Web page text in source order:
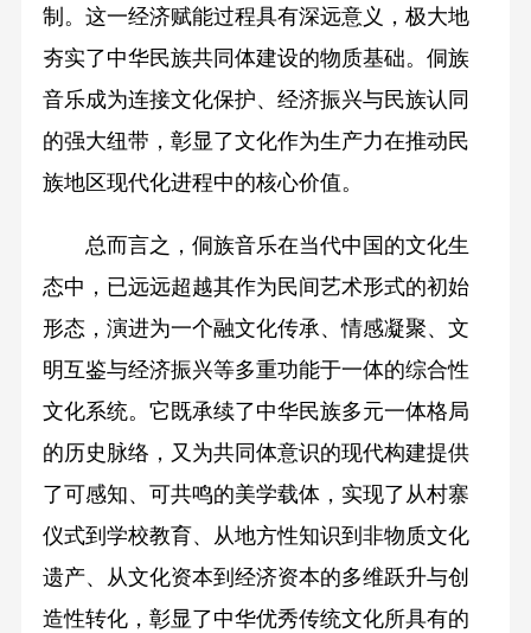
制。这一经济赋能过程具有深远意义，极大地
夯实了中华民族共同体建设的物质基础。侗族
音乐成为连接文化保护、经济振兴与民族认同
的强大纽带，彰显了文化作为生产力在推动民
族地区现代化进程中的核心价值。
总而言之，侗族音乐在当代中国的文化生
态中，已远远超越其作为民间艺术形式的初始
形态，演进为一个融文化传承、情感凝聚、文
明互鉴与经济振兴等多重功能于一体的综合性
文化系统。它既承续了中华民族多元一体格局
的历史脉络，又为共同体意识的现代构建提供
了可感知、可共鸣的美学载体，实现了从村寨
仪式到学校教育、从地方性知识到非物质文化
遗产、从文化资本到经济资本的多维跃升与创
造性转化，彰显了中华优秀传统文化所具有的